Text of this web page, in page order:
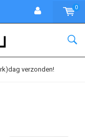
0
verzonden!